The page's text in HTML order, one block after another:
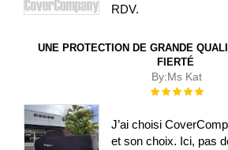
RDV.
UNE PROTECTION DE GRANDE
FIERTÉ
By:Ms Kat
Évaluation :
J’ai choisi
et son choix. Ici, pas